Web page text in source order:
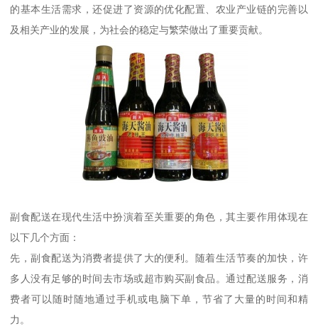
的基本生活需求，还促进了资源的优化配置、农业产业链的完善以
及相关产业的发展，为社会的稳定与繁荣做出了重要贡献。
副食配送在现代生活中扮演着至关重要的角色，其主要作用体现在
以下几个方面：
先，副食配送为消费者提供了大的便利。随着生活节奏的加快，许
多人没有足够的时间去市场或超市购买副食品。通过配送服务，消
费者可以随时随地通过手机或电脑下单，节省了大量的时间和精
力。